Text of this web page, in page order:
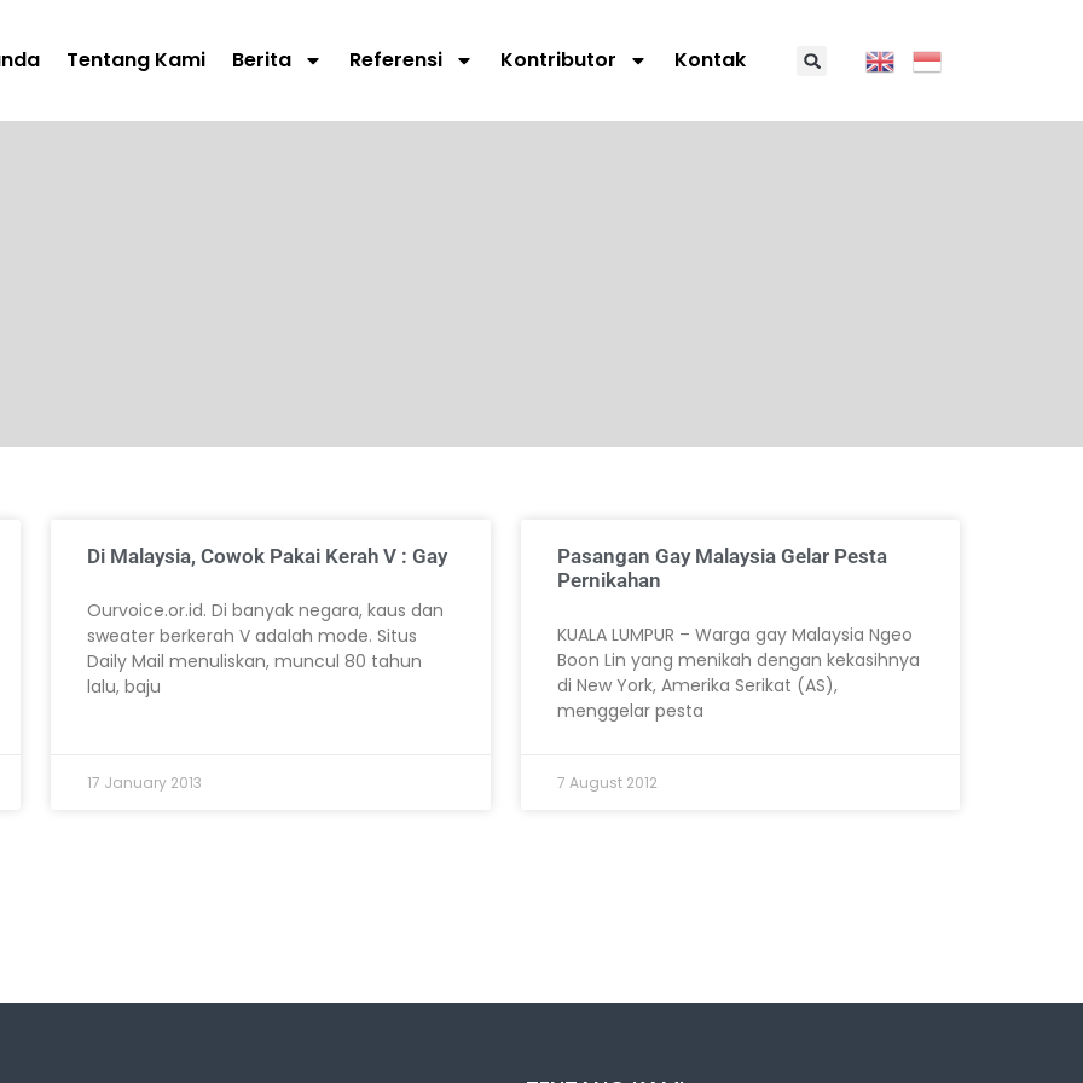
Tentang Kami Berita Referensi Kontributor Kontak
Di Malaysia, Cowok Pakai Kerah V : Gay
Ourvoice.or.id. Di banyak negara, kaus dan
sweater berkerah V adalah mode. Situs
Daily Mail menuliskan, muncul 80 tahun
lalu, baju
17 January 2013
Pasangan Gay Malaysia Gelar Pesta
Pernikahan
KUALA LUMPUR – Warga gay Malaysia Ngeo
Boon Lin yang menikah dengan kekasihnya
di New York, Amerika Serikat (AS),
menggelar pesta
7 August 2012